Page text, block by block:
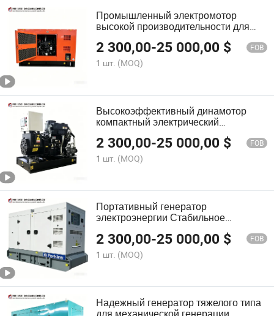
Промышленный электромотор
высокой производительности для
автоматизированных систем
2 300,00-25 000,00 $ FOB
1 шт. (MOQ)
Высокоэффективный динамотор
компактный электрический
промышленных и автомобильных
приложений
2 300,00-25 000,00 $ FOB
1 шт. (MOQ)
Портативный генератор
электроэнергии Стабильное
аварийного резервного генератора
Динамотор Электромотор
Электрическая машина
2 300,00-25 000,00 $ FOB
1 шт. (MOQ)
Надежный генератор тяжелого типа
для механической генерации